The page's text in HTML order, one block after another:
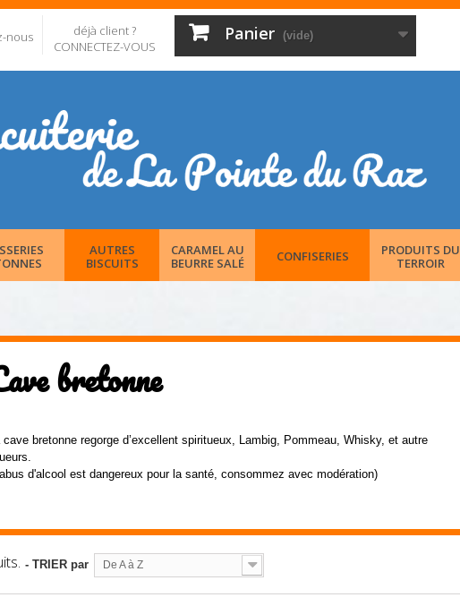
nous
déjà client ?
CONNECTEZ-VOUS
Panier (vide)
AUTRES
BISCUITS
CARAMEL AU
BEURRE SALÉ
CONFISERIES
PRODUITS DU
TERROIR
bretonne
cave bretonne regorge d’excellent spiritueux, Lambig, Pommeau, Whisky, et autre
d'alcool est dangereux pour la santé, consommez avec modération)
- TRIER par De A à Z